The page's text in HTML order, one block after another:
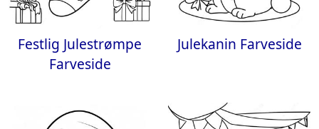
Festlig Julestrømpe
Farveside
Julekanin Farveside